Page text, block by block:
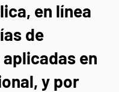
en línea
de
en
y por